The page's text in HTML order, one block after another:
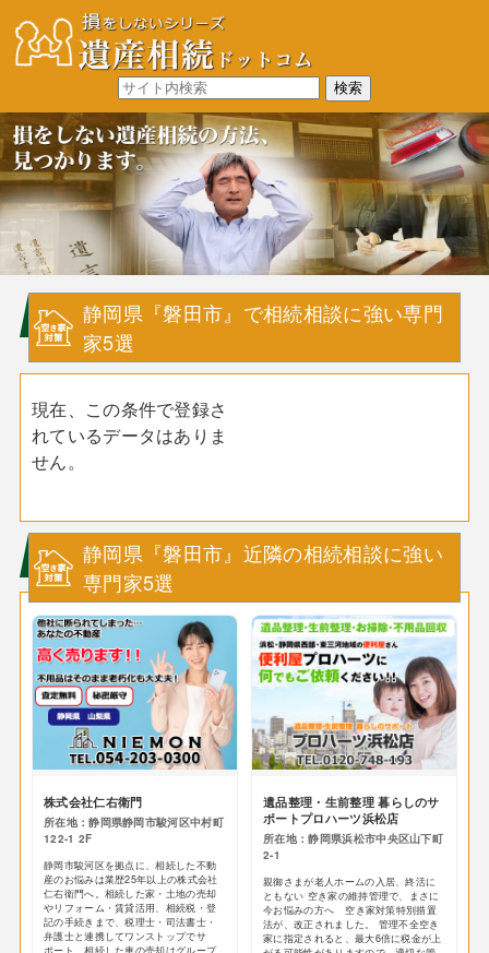
静岡県『磐田市』で相続相談に強い専門
家5選
現在、この条件で登録さ
れているデータはありま
せん。
静岡県『磐田市』近隣の相続相談に強い
専門家5選
株式会社仁右衛門
所在地：静岡県静岡市駿河区中村町
122-1 2F
静岡市駿河区を拠点に、相続した不動
産のお悩みは業歴25年以上の株式会社
仁右衛門へ。相続した家・土地の売却
やリフォーム・賃貸活用、相続税・登
記の手続きまで、税理士・司法書士・
弁護士と連携してワンストップでサ
遺品整理・生前整理 暮らしのサ
ポートプロハーツ浜松店
所在地：静岡県浜松市中央区山下町
2-1
親御さまが老人ホームの入居、終活に
ともない 空き家の維持管理で、まさに
今お悩みの方へ 空き家対策特別措置
法が、改正されました。 管理不全空き
家に指定されると、最大6倍に税金が上